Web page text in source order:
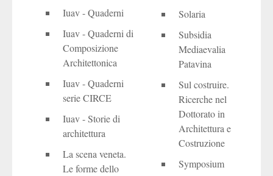
Iuav - Quaderni
Iuav - Quaderni di
Composizione
Architettonica
Iuav - Quaderni
serie CIRCE
Iuav - Storie di
architettura
La scena veneta.
Le forme dello
Solaria
Subsidia
Mediaevalia
Patavina
Sul costruire.
Ricerche nel
Dottorato in
Architettura e
Costruzione
Symposium